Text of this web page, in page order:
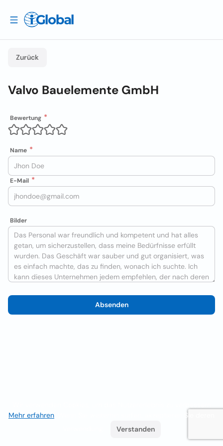
Zurück
Valvo Bauelemente GmbH
Bewertung
Name
E-Mail
Bilder
Absenden
Mehr erfahren . Wenn Sie weiterhin surfen, akzeptieren Sie deren
Verstanden